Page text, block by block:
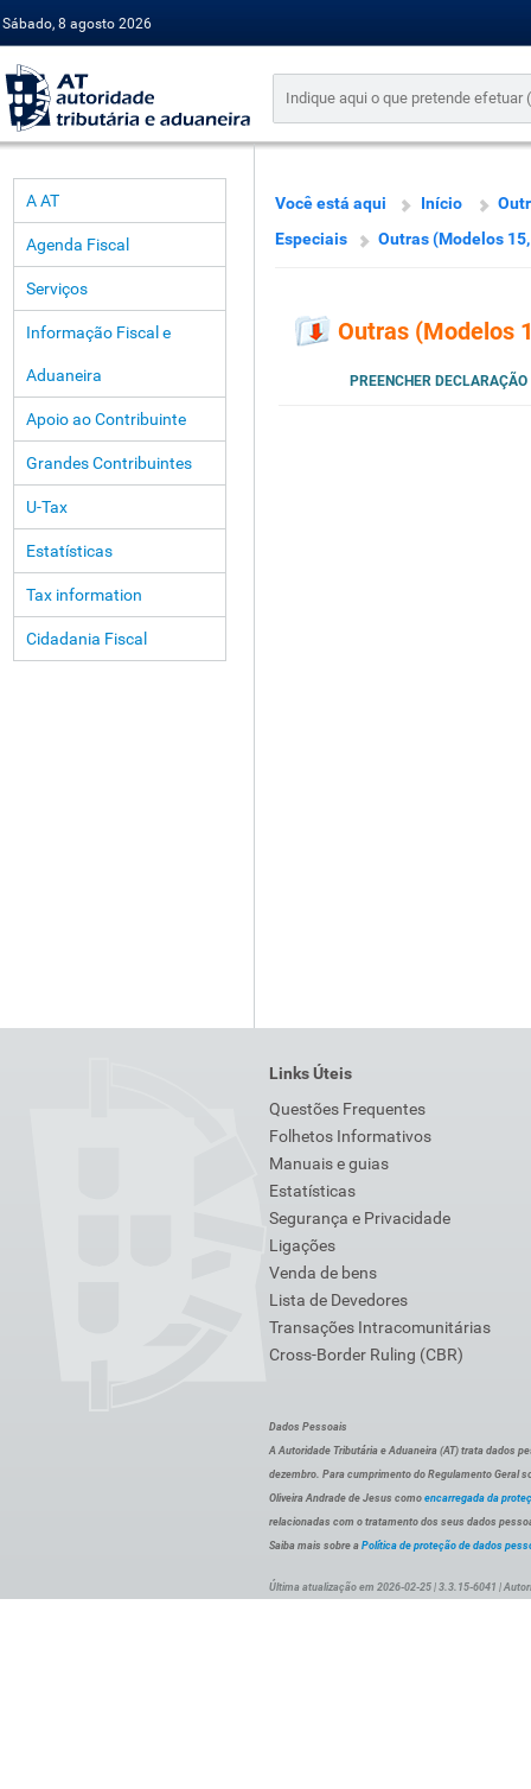
Sábado, 8 agosto 2026
A AT
Agenda Fiscal
Serviços
Informação Fiscal e
Aduaneira
Apoio ao Contribuinte
Grandes Contribuintes
U-Tax
Estatísticas
Tax information
Cidadania Fiscal
Você está aqui Início
Especiais
Outras (Modelos
Outras (Modelos
PREENCHER DECLARAÇÃO
Links Úteis
Questões Frequentes
Folhetos Informativos
Manuais e guias
Estatísticas
Segurança e Privacidade
Ligações
Venda de bens
Lista de Devedores
Transações Intracomunitárias
Cross-Border Ruling (CBR)
Dados Pessoais
A Autoridade Tributária e Aduaneira (AT) trata dados
dezembro. Para cumprimento do Regulamento Geral
Oliveira Andrade de Jesus como encarregada da
relacionadas com o tratamento dos seus dados
Saiba mais sobre a Política de proteção de dados
Última atualização em 2026-02-25 | 3.3.15-6041 |